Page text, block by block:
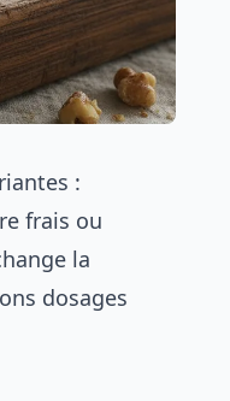
:
frais ou
la
dosages